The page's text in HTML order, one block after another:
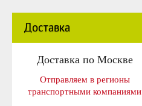
Доставка
Доставка по Москве
Отправляем в регионы
транспортными компаниями